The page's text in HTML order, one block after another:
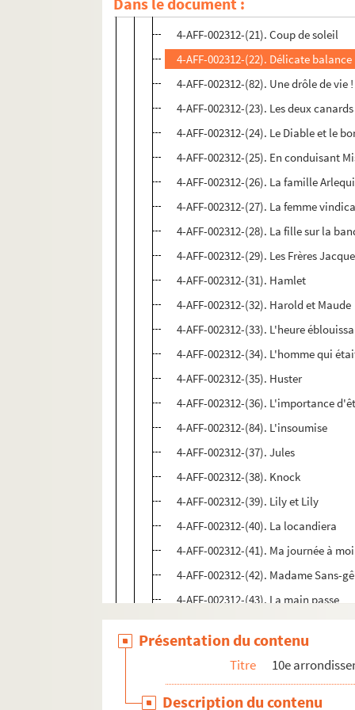
4-AFF-002312-(20). Conversations
4-AFF-002312-(21). Coup de soleil
4-AFF-002312-(22). Délicate balance
4-AFF-002312-(82). Une drôle de vie !
4-AFF-002312-(23). Les deux canards
4-AFF-002312-(24). Le Diable et le
4-AFF-002312-(25). En conduisant
4-AFF-002312-(26). La famille
4-AFF-002312-(27). La femme
4-AFF-002312-(28). La fille sur la
4-AFF-002312-(29). Les Frères
4-AFF-002312-(31). Hamlet
4-AFF-002312-(32). Harold et Maude
4-AFF-002312-(33). L'heure
4-AFF-002312-(34). L'homme qui
4-AFF-002312-(35). Huster
4-AFF-002312-(36). L'importance
4-AFF-002312-(84). L'insoumise
4-AFF-002312-(37). Jules
4-AFF-002312-(38). Knock
4-AFF-002312-(39). Lily et Lily
4-AFF-002312-(40). La locandiera
4-AFF-002312-(41). Ma journée à moi
4-AFF-002312-(42). Madame Sans-
4-AFF-002312-(43). La main passe
4-AFF-002312-(44). Les mains sales
4-AFF-002312-(79). Un mari idéal
4-AFF-002312-(45). Master Bob,
4-AFF-002312-(46). Master Class
Présentation du contenu
Titre 10e
Description du contenu